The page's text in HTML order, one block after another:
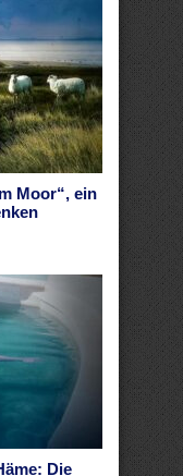
Moor“, ein
Die